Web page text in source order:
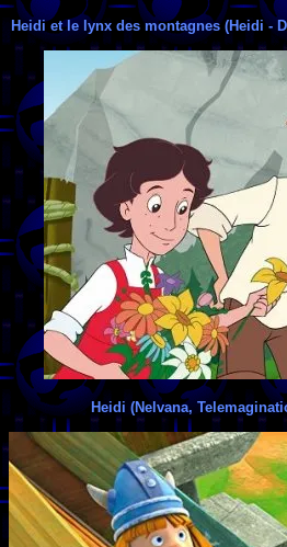
Heidi et le lynx des montagnes (Heidi -
Heidi (Nelvana,